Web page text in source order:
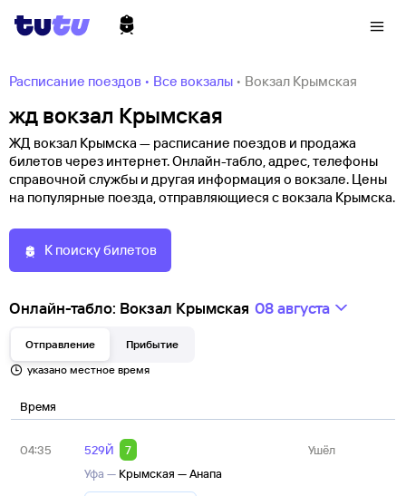
Расписание поездов • Все вокзалы • Вокзал Крымская
жд вокзал Крымская
ЖД вокзал Крымска — расписание поездов и продажа
билетов через интернет. Онлайн-табло, адрес, телефоны
справочной службы и другая информация о вокзале. Цены
на популярные поезда, отправляющиеся с вокзала Крымска.
К поиску билетов
Онлайн-табло: Вокзал Крымская 08 августа
Отправление
Прибытие
указано местное время
Время
04:35 529Й
7
Уфа — Крымская — Анапа
Ушёл